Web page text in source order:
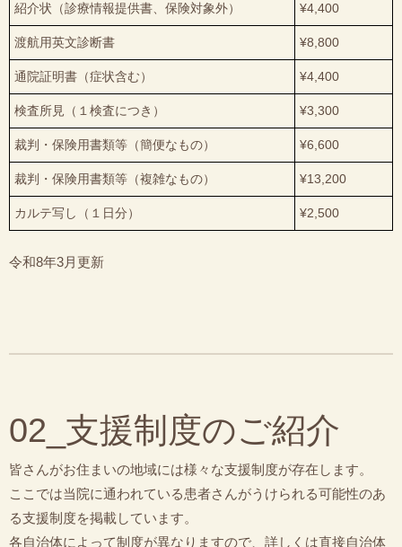
紹介状（診療情報提供書、保険対象外） ¥4,400
渡航用英文診断書 ¥8,800
通院証明書（症状含む） ¥4,400
検査所見（１検査につき） ¥3,300
裁判・保険用書類等（簡便なもの） ¥6,600
裁判・保険用書類等（複雑なもの） ¥13,200
カルテ写し（１日分） ¥2,500
令和8年3月更新
02_支援制度のご紹介
皆さんがお住まいの地域には様々な支援制度が存在します。
ここでは当院に通われている患者さんがうけられる可能性のあ
る支援制度を掲載しています。
各自治体によって制度が異なりますので、詳しくは直接自治体